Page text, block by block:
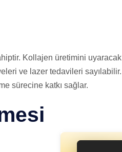
Kollajen üretimini uyaracak
ve lazer tedavileri sayılabilir.
sürecine katkı sağlar.